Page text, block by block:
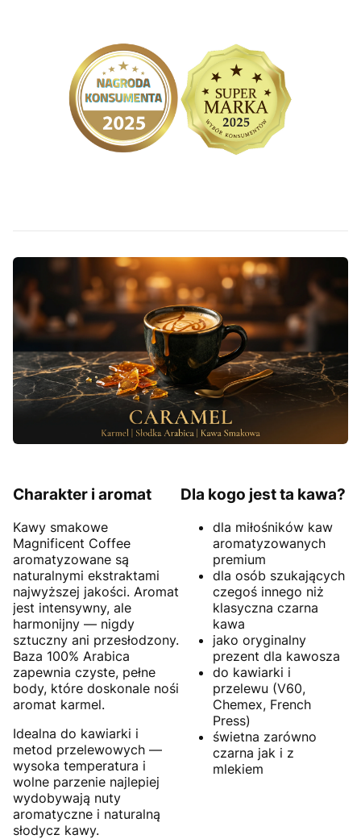
Charakter i aromat
Kawy smakowe
Magnificent Coffee
aromatyzowane są
naturalnymi ekstraktami
najwyższej jakości. Aromat
jest intensywny, ale
harmonijny — nigdy
sztuczny ani przesłodzony.
Baza 100% Arabica
zapewnia czyste, pełne
body, które doskonale nośi
aromat karmel.
Idealna do kawiarki i
metod przelewowych —
wysoka temperatura i
wolne parzenie najlepiej
wydobywają nuty
aromatyczne i naturalną
słodycz kawy.
Dla kogo jest ta kawa?
dla miłośników kaw
aromatyzowanych
premium
dla osób szukających
czegoś innego niż
klasyczna czarna
kawa
jako oryginalny
prezent dla kawosza
do kawiarki i
przelewu (V60,
Chemex, French
Press)
świetna zarówno
czarna jak i z
mlekiem